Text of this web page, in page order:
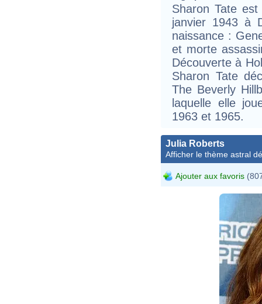
Sharon Tate
janvier 1943 à
naissance :
et morte
Découverte à
Sharon Tate
The Beverly
laquelle elle
1963 et 1965.
Julia Roberts
Afficher le thème astral
Ajouter aux favoris